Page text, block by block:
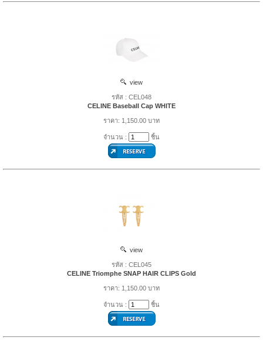
view
รหัส : CEL048
CELINE Baseball Cap WHITE
ราคา: 1,150.00 บาท
จำนวน : ชิ้น
view
รหัส : CEL045
CELINE Triomphe SNAP HAIR CLIPS Gold
ราคา: 1,150.00 บาท
จำนวน : ชิ้น